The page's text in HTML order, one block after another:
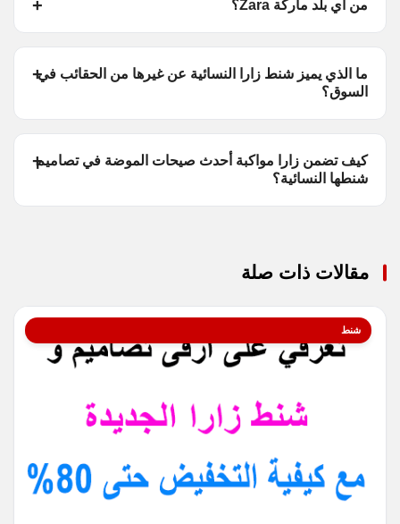
من أي بلد ماركة Zara؟
ما الذي يميز شنط زارا النسائية عن غيرها من الحقائب في
السوق؟
كيف تضمن زارا مواكبة أحدث صيحات الموضة في تصاميم
شنطها النسائية؟
مقالات ذات صلة
شنط